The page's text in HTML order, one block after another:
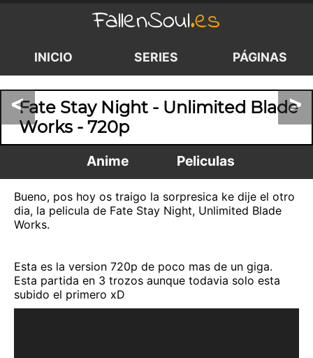
FallenSoul.es
INICIO SERIES PÁGINAS
< >
Fate Stay Night - Unlimited Blade
Works - 720p
Anime Peliculas
Bueno, pos hoy os traigo la sorpresica ke dije el otro
dia, la pelicula de Fate Stay Night, Unlimited Blade
Works.
Esta es la version 720p de poco mas de un giga.
Esta partida en 3 trozos aunque todavia solo esta
subido el primero xD